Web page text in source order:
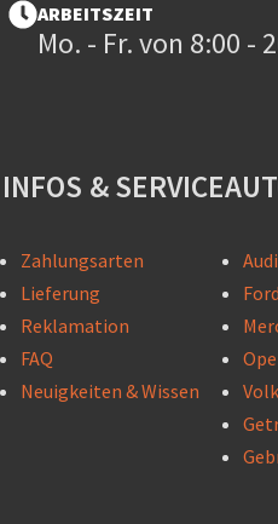
ARBEITSZEIT
Mo. - Fr. von 8:00 -
INFOS & SERVICE
Zahlungsarten
Lieferung
Reklamation
FAQ
Neuigkeiten & Wissen